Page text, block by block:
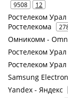
9508 12
Ростелеком
Ростелекома
Омникомм -
Ростелеком
Ростелеком
Samsung
Yandex - Яндекс